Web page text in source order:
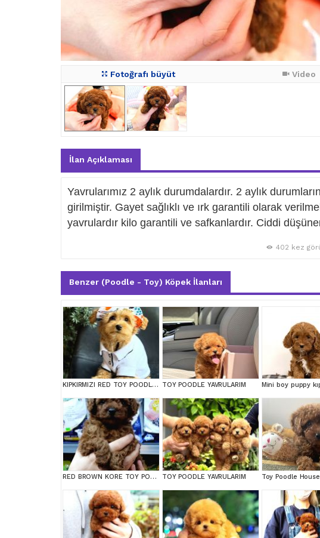
Fotoğrafı büyüt Video
İlan Açıklaması
Yavrularımız 2 aylık durumdalardır. 2 aylık
girilmiştir. Gayet sağlıklı ve ırk garantili olarak
yavrulardır kilo garantili ve safkanlardır. Ciddi
402 kez
Benzer (Poodle - Toy) Köpek İlanları
KIPKIRMIZI RED TOY POODLE SEVİMLİ YAVRULAR TOY POODLE YAVRULARIM
RED BROWN KORE TOY POODEL BEBEKLERİMİZ BAKIRKÖY TOY POODLE YAVRULARIM